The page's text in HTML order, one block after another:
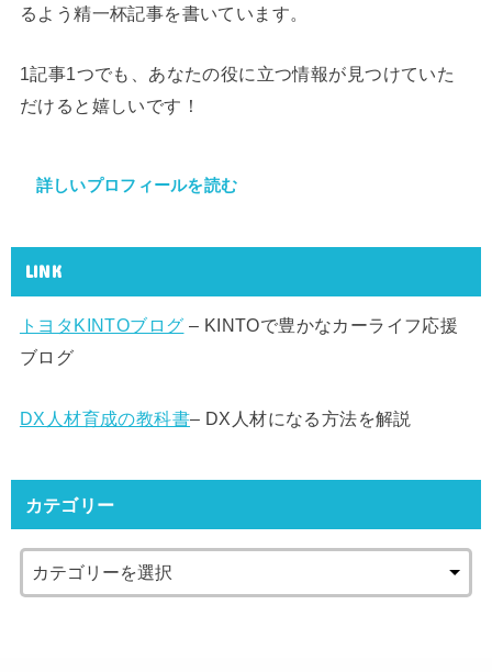
るよう精一杯記事を書いています。
1記事1つでも、あなたの役に立つ情報が見つけていた
だけると嬉しいです！
詳しいプロフィールを読む
LINK
トヨタKINTOブログ – KINTOで豊かなカーライフ応援
ブログ
DX人材育成の教科書– DX人材になる方法を解説
カテゴリー